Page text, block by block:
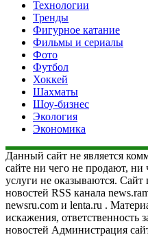
Технологии
Тренды
Фигурное катание
Фильмы и сериалы
Фото
Футбол
Хоккей
Шахматы
Шоу-бизнес
Экология
Экономика
Данный сайт не является
сайте ни чего не продают,
услуги не оказываются. Сайт
новостей RSS канала
newsru.com и lenta.ru .
искажения, ответственность
новостей Администрация